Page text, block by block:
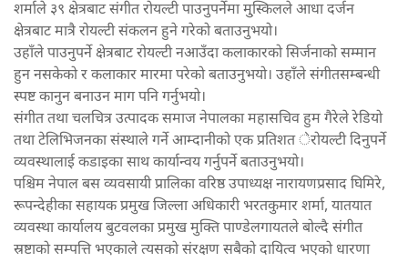
शर्माले ३९ क्षेत्रबाट संगीत रोयल्टी पाउनुपर्नेमा मु्स्किलले आधा दर्जन
क्षेत्रबाट मात्रै रोयल्टी संकलन हुने गरेको बताउनुभयो।
उहाँले पाउनुपर्ने क्षेत्रबाट रोयल्टी नआउँदा कलाकारको सिर्जनाको सम्मान
हुन नसकेको र कलाकार मारमा परेको बताउनुभयो। उहाँले संगीतसम्बन्धी
स्पष्ट कानुन बनाउन माग पनि गर्नुभयो।
संगीत तथा चलचित्र उत्पादक समाज नेपालका महासचिव हुम गैरेले रेडियो
तथा टेलिभिजनका संस्थाले गर्ने आम्दानीको एक प्रतिशत ेरोयल्टी दिनुपर्ने
व्यवस्थालाई कडाइका साथ कार्यान्वय गर्नुपर्ने बताउनुभयो।
पश्चिम नेपाल बस व्यवसायी प्रालिका वरिष्ठ उपाध्यक्ष नारायणप्रसाद घिमिरे,
रूपन्देहीका सहायक प्रमुख जिल्ला अधिकारी भरतकुमार शर्मा, यातयात
व्यवस्था कार्यालय बुटवलका प्रमुख मुक्ति पाण्डेलगायतले बोल्दै संगीत
स्रष्टाको सम्पत्ति भएकाले त्यसको संरक्षण सबैको दायित्व भएको धारणा